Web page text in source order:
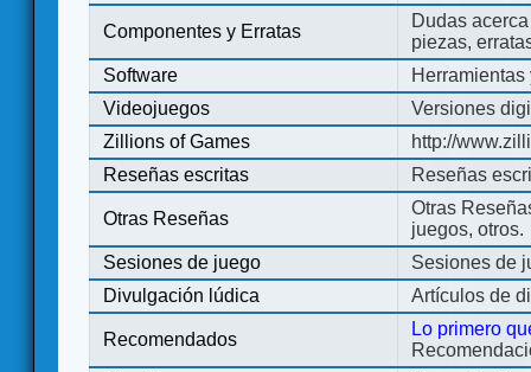
Componentes y Erratas
Dudas
piezas,
Software
Videojuegos
Versiones
Zillions of Games
http://
Reseñas escritas
Reseñas
Otras Reseñas
Otras
juegos, otros.
Sesiones de juego
Sesiones de
Divulgación lúdica
Artículos de
Recomendados
Lo primero